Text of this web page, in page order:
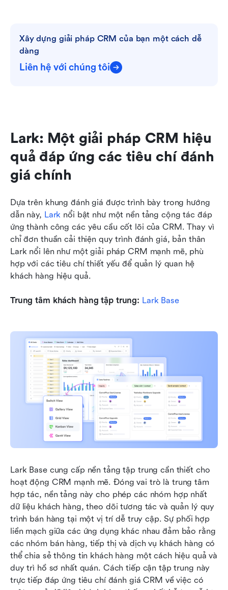
Xây dựng giải pháp CRM của bạn một cách dễ
dàng
Liên hệ với chúng tôi
Lark: Một giải pháp CRM hiệu
quả đáp ứng các tiêu chí đánh
giá chính
Dựa trên khung đánh giá được trình bày trong hướng
dẫn này, Lark nổi bật như một nền tảng cộng tác đáp
ứng thành công các yêu cầu cốt lõi của CRM. Thay vì
chỉ đơn thuần cải thiện quy trình đánh giá, bản thân
Lark nổi lên như một giải pháp CRM mạnh mẽ, phù
hợp với các tiêu chí thiết yếu để quản lý quan hệ
khách hàng hiệu quả.
Trung tâm khách hàng tập trung: Lark Base
Lark Base cung cấp nền tảng tập trung cần thiết cho
hoạt động CRM mạnh mẽ. Đóng vai trò là trung tâm
hợp tác, nền tảng này cho phép các nhóm hợp nhất
dữ liệu khách hàng, theo dõi tương tác và quản lý quy
trình bán hàng tại một vị trí dễ truy cập. Sự phối hợp
liền mạch giữa các ứng dụng khác nhau đảm bảo rằng
các nhóm bán hàng, tiếp thị và dịch vụ khách hàng có
thể chia sẻ thông tin khách hàng một cách hiệu quả và
duy trì hồ sơ nhất quán. Cách tiếp cận tập trung này
trực tiếp đáp ứng tiêu chí đánh giá CRM về việc có